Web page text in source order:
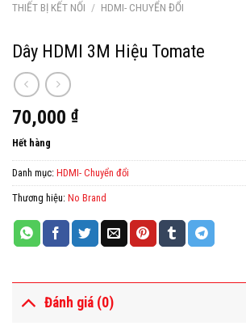
THIẾT BỊ KẾT NỐI / HDMI- CHUYỂN ĐỔI
Dây HDMI 3M Hiệu Tomate
70,000 ₫
Hết hàng
Danh mục: HDMI- Chuyển đổi
Thương hiệu: No Brand
Đánh giá (0)